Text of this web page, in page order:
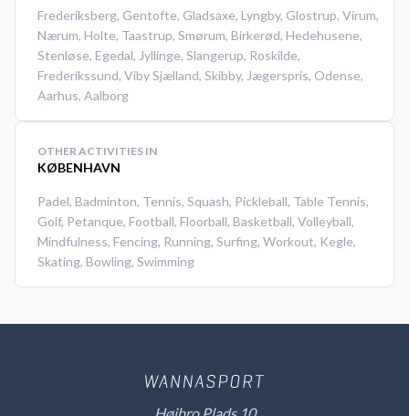
Frederiksberg, Gentofte, Gladsaxe, Lyngby, Glostrup, Virum,
Nærum, Holte, Taastrup, Smørum, Birkerød, Hedehusene,
Stenløse, Egedal, Jyllinge, Slangerup, Roskilde,
Frederikssund, Viby Sjælland, Skibby, Jægerspris, Odense,
Aarhus, Aalborg
OTHER ACTIVITIES IN
KØBENHAVN
Padel, Badminton, Tennis, Squash, Pickleball, Table Tennis,
Golf, Petanque, Football, Floorball, Basketball, Volleyball,
Mindfulness, Fencing, Running, Surfing, Workout, Kegle,
Skating, Bowling, Swimming